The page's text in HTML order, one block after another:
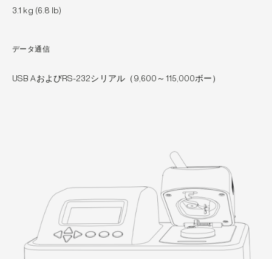
3.1 kg (6.8 lb)
データ通信
USB AおよびRS-232シリアル（9,600～115,000ボー）